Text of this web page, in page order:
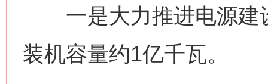
一是大力推进电源建
装机容量约1亿千瓦。